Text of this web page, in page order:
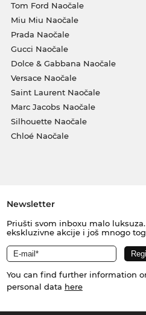
Tom Ford Naočale
Miu Miu Naočale
Prada Naočale
Gucci Naočale
Dolce & Gabbana Naočale
Versace Naočale
Saint Laurent Naočale
Marc Jacobs Naočale
Silhouette Naočale
Chloé Naočale
Newsletter
Priušti svom inboxu malo
ekskluzivne akcije i još mnogo
You can find further information
personal data here